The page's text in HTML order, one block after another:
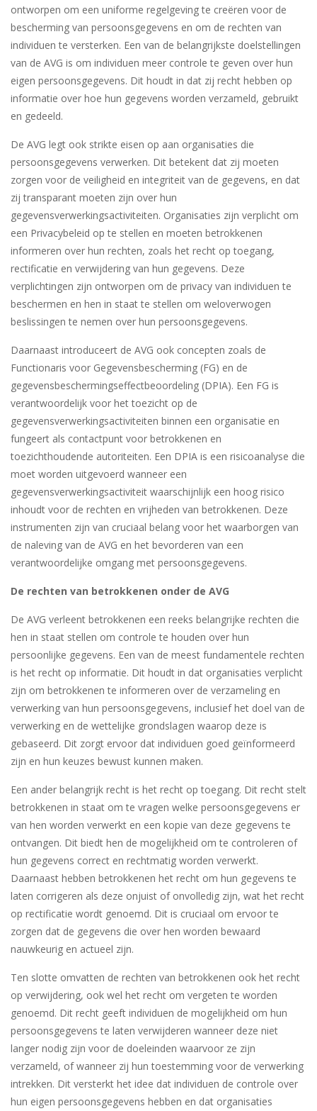
ontworpen om een uniforme regelgeving te creëren voor de
bescherming van persoonsgegevens en om de rechten van
individuen te versterken. Een van de belangrijkste doelstellingen
van de AVG is om individuen meer controle te geven over hun
eigen persoonsgegevens. Dit houdt in dat zij recht hebben op
informatie over hoe hun gegevens worden verzameld, gebruikt
en gedeeld.
De AVG legt ook strikte eisen op aan organisaties die
persoonsgegevens verwerken. Dit betekent dat zij moeten
zorgen voor de veiligheid en integriteit van de gegevens, en dat
zij transparant moeten zijn over hun
gegevensverwerkingsactiviteiten. Organisaties zijn verplicht om
een Privacybeleid op te stellen en moeten betrokkenen
informeren over hun rechten, zoals het recht op toegang,
rectificatie en verwijdering van hun gegevens. Deze
verplichtingen zijn ontworpen om de privacy van individuen te
beschermen en hen in staat te stellen om weloverwogen
beslissingen te nemen over hun persoonsgegevens.
Daarnaast introduceert de AVG ook concepten zoals de
Functionaris voor Gegevensbescherming (FG) en de
gegevensbeschermingseffectbeoordeling (DPIA). Een FG is
verantwoordelijk voor het toezicht op de
gegevensverwerkingsactiviteiten binnen een organisatie en
fungeert als contactpunt voor betrokkenen en
toezichthoudende autoriteiten. Een DPIA is een risicoanalyse die
moet worden uitgevoerd wanneer een
gegevensverwerkingsactiviteit waarschijnlijk een hoog risico
inhoudt voor de rechten en vrijheden van betrokkenen. Deze
instrumenten zijn van cruciaal belang voor het waarborgen van
de naleving van de AVG en het bevorderen van een
verantwoordelijke omgang met persoonsgegevens.
De rechten van betrokkenen onder de AVG
De AVG verleent betrokkenen een reeks belangrijke rechten die
hen in staat stellen om controle te houden over hun
persoonlijke gegevens. Een van de meest fundamentele rechten
is het recht op informatie. Dit houdt in dat organisaties verplicht
zijn om betrokkenen te informeren over de verzameling en
verwerking van hun persoonsgegevens, inclusief het doel van de
verwerking en de wettelijke grondslagen waarop deze is
gebaseerd. Dit zorgt ervoor dat individuen goed geïnformeerd
zijn en hun keuzes bewust kunnen maken.
Een ander belangrijk recht is het recht op toegang. Dit recht stelt
betrokkenen in staat om te vragen welke persoonsgegevens er
van hen worden verwerkt en een kopie van deze gegevens te
ontvangen. Dit biedt hen de mogelijkheid om te controleren of
hun gegevens correct en rechtmatig worden verwerkt.
Daarnaast hebben betrokkenen het recht om hun gegevens te
laten corrigeren als deze onjuist of onvolledig zijn, wat het recht
op rectificatie wordt genoemd. Dit is cruciaal om ervoor te
zorgen dat de gegevens die over hen worden bewaard
nauwkeurig en actueel zijn.
Ten slotte omvatten de rechten van betrokkenen ook het recht
op verwijdering, ook wel het recht om vergeten te worden
genoemd. Dit recht geeft individuen de mogelijkheid om hun
persoonsgegevens te laten verwijderen wanneer deze niet
langer nodig zijn voor de doeleinden waarvoor ze zijn
verzameld, of wanneer zij hun toestemming voor de verwerking
intrekken. Dit versterkt het idee dat individuen de controle over
hun eigen persoonsgegevens hebben en dat organisaties